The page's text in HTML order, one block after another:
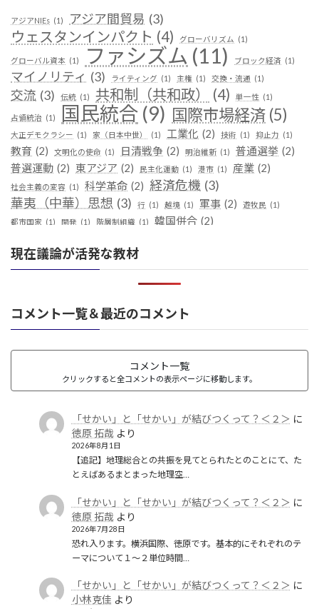
アジアNIEs (1) アジア間貿易 (3)
ウェスタンインパクト (4) グローバリズム (1)
グローバル資本 (1) ファシズム (11) ブロック経済 (1)
マイノリティ (3) ライティング (1) 主権 (1) 交換・流通 (1)
交流 (3) 伝統 (1) 共和制（共和政） (4) 単一性 (1)
占領統治 (1) 国民統合 (9) 国際市場経済 (5)
大正デモクラシー (1) 家（日本中世） (1) 工業化 (2) 技術 (1) 抑止力 (1)
教育 (2) 文明化の使命 (1) 日清戦争 (2) 明治維新 (1) 普通選挙 (2)
普選運動 (2) 東アジア (2) 民主化運動 (1) 港市 (1) 産業 (2)
社会主義の変容 (1) 科学革命 (2) 経済危機 (3)
華夷（中華）思想 (3) 行 (1) 越境 (1) 軍事 (2) 遊牧民 (1)
都市国家 (1) 開発 (1) 階層制組織 (1) 韓国併合 (2)
現在議論が活発な教材
コメント一覧＆最近のコメント
コメント一覧
クリックすると全コメントの表示ページに移動します。
「せかい」と「せかい」が結びつくって？＜２＞ に
徳原 拓哉 より
2026年8月1日
【追記】地理総合との共振を見てとられたとのことにて、た
とえばあるまとまった地理空…
「せかい」と「せかい」が結びつくって？＜２＞ に
徳原 拓哉 より
2026年7月28日
恐れ入ります。横浜国際、徳原です。基本的にそれぞれのテ
ーマについて１〜２単位時間…
「せかい」と「せかい」が結びつくって？＜２＞ に
小林克佳 より